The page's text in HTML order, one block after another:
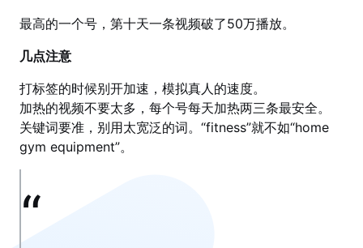
最高的一个号，第十天一条视频破了50万播放。
几点注意
打标签的时候别开加速，模拟真人的速度。
加热的视频不要太多，每个号每天加热两三条最安全。
关键词要准，别用太宽泛的词。“fitness”就不如“home
gym equipment”。